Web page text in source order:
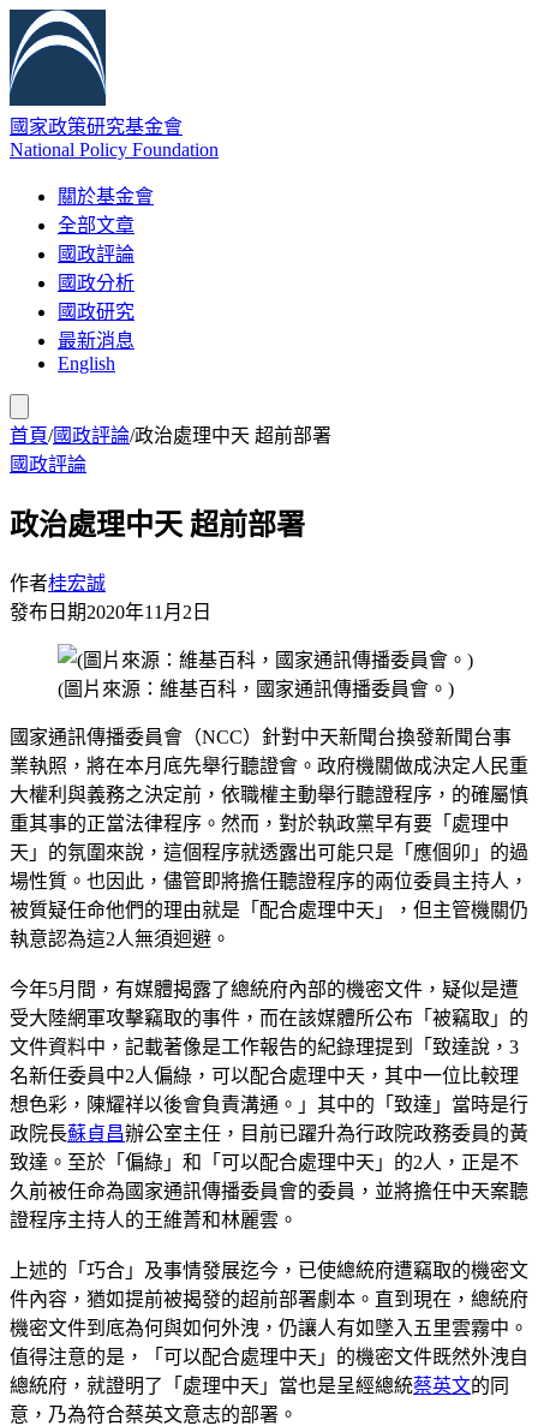
國家政策研究基金會
National Policy Foundation
關於基金會
全部文章
國政評論
國政分析
國政研究
最新消息
English
首頁/國政評論/政治處理中天 超前部署
國政評論
政治處理中天 超前部署
作者桂宏誠
發布日期2020年11月2日
(圖片來源：維基百科，國家通訊傳播委員會。)
國家通訊傳播委員會（NCC）針對中天新聞台換發新聞台事
業執照，將在本月底先舉行聽證會。政府機關做成決定人民重
大權利與義務之決定前，依職權主動舉行聽證程序，的確屬慎
重其事的正當法律程序。然而，對於執政黨早有要「處理中
天」的氛圍來說，這個程序就透露出可能只是「應個卯」的過
場性質。也因此，儘管即將擔任聽證程序的兩位委員主持人，
被質疑任命他們的理由就是「配合處理中天」，但主管機關仍
執意認為這2人無須迴避。
今年5月間，有媒體揭露了總統府內部的機密文件，疑似是遭
受大陸網軍攻擊竊取的事件，而在該媒體所公布「被竊取」的
文件資料中，記載著像是工作報告的紀錄理提到「致達說，3
名新任委員中2人偏綠，可以配合處理中天，其中一位比較理
想色彩，陳耀祥以後會負責溝通。」其中的「致達」當時是行
政院長蘇貞昌辦公室主任，目前已躍升為行政院政務委員的黃
致達。至於「偏綠」和「可以配合處理中天」的2人，正是不
久前被任命為國家通訊傳播委員會的委員，並將擔任中天案聽
證程序主持人的王維菁和林麗雲。
上述的「巧合」及事情發展迄今，已使總統府遭竊取的機密文
件內容，猶如提前被揭發的超前部署劇本。直到現在，總統府
機密文件到底為何與如何外洩，仍讓人有如墜入五里雲霧中。
值得注意的是，「可以配合處理中天」的機密文件既然外洩自
總統府，就證明了「處理中天」當也是呈經總統蔡英文的同
意，乃為符合蔡英文意志的部署。